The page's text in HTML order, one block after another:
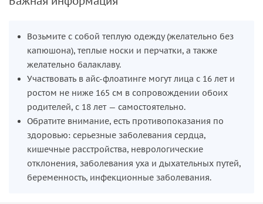
поверхности приобретают самую разнообразную форму,
особенно живописными. Заснеженные леса, сверкающие
на солнце ледяные реки и зеркально гладкие водоемы
создают атмосферу зимней сказки.
Специалисты расскажут вам о геологии региона, истории
его открытия и о том, каким образом образовались
ледяные поля.
Возьмите с собой теплую одежду (желательно без
капюшона), теплые носки и перчатки, а также
желательно балаклаву.
Участвовать в айс-флоатинге могут лица с 16 лет и
ростом не ниже 165 см в сопровождении обоих
родителей, с 18 лет — самостоятельно.
Обратите внимание, есть противопоказания по
здоровью: серьезные заболевания сердца,
кишечные расстройства, неврологические
отклонения, заболевания уха и дыхательных путей,
беременность, инфекционные заболевания.